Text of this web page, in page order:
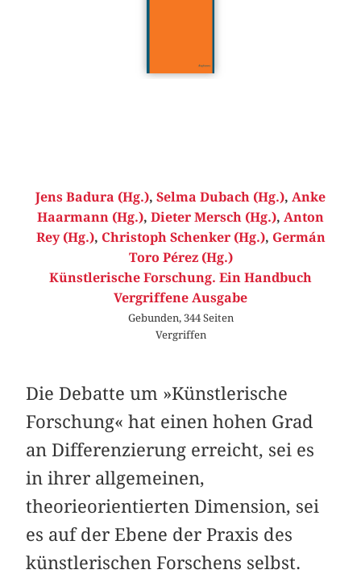
Jens Badura (Hg.), Selma Dubach (Hg.), Anke
Haarmann (Hg.), Dieter Mersch (Hg.), Anton
Rey (Hg.), Christoph Schenker (Hg.), Germán
Toro Pérez (Hg.)
Künstlerische Forschung. Ein Handbuch
Vergriffene Ausgabe
Gebunden, 344 Seiten
Vergriffen
Die Debatte um »Künstlerische
Forschung« hat einen hohen Grad
an Differenzierung erreicht, sei es
in ihrer allgemeinen,
theorieorientierten Dimension, sei
es auf der Ebene der Praxis des
künstlerischen Forschens selbst.